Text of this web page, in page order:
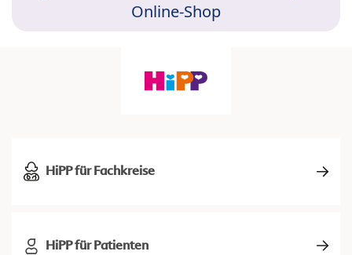
Online-Shop
HiPP für Fachkreise
HiPP für Patienten